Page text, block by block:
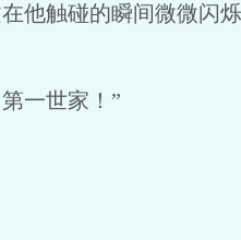
他触碰的瞬间微微闪
一世家！”